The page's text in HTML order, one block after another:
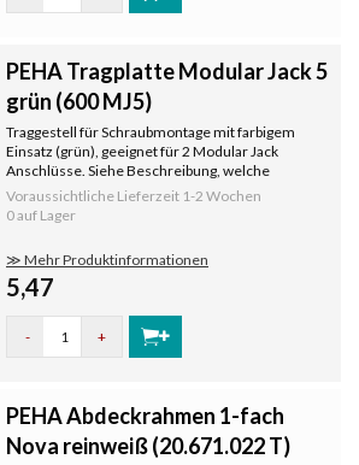
PEHA Tragplatte Modular Jack 5
grün (600 MJ5)
Traggestell für Schraubmontage mit farbigem
Einsatz (grün), geeignet für 2 Modular Jack
Anschlüsse. Siehe Beschreibung, welche
Hersteller und Typen von Steckern passen.
Voraussichtliche Lieferzeit 1-2 Wochen
0 auf Lager
≫ Mehr Produktinformationen
5,47
- +
PEHA Abdeckrahmen 1-fach
Nova reinweiß (20.671.022 T)